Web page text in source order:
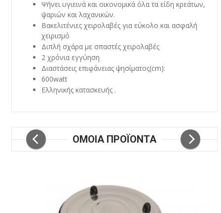
Ψήνει υγιεινά και οικονομικά όλα τα είδη κρεάτων,
ψαριών και λαχανικών.
Βακελιτένιες χειρολαβές για εύκολο και ασφαλή
χειρισμό
Διπλή σχάρα με σπαστές χειρολαβές
2 χρόνια εγγύηση
Διαστάσεις επιφάνειας ψησίματος(cm):
600watt
Ελληνικής κατασκευής .
ΟΜΟΙΑ ΠΡΟΪΟΝΤΑ